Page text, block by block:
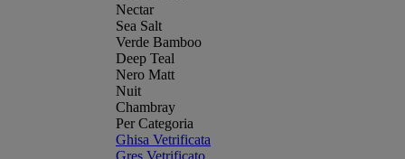
Nectar
Sea Salt
Verde Bamboo
Deep Teal
Nero Matt
Nuit
Chambray
Per Categoria
Ghisa Vetrificata
Gres Vetrificato